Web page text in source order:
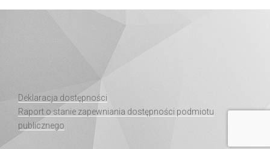
Deklaracja dostępności
Raport o stanie zapewniania dostępności podmiotu
publicznego